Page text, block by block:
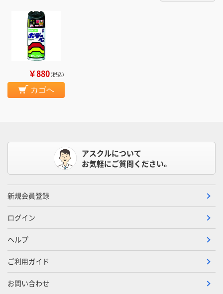
￥880（税込）
カゴへ
アスクルについて
お気軽にご質問ください。
新規会員登録
ログイン
ヘルプ
ご利用ガイド
お問い合わせ